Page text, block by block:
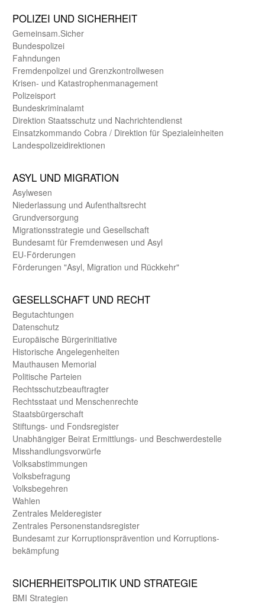
POLIZEI UND SICHER­HEIT
Gemein­sam.Sicher
Bundes­polizei
Fahndungen
Fremdenpolizei und Grenzkontrollwesen
Krisen- und Katastrophen­management
Polizeisport
Bundes­kriminal­amt
Direktion Staats­schutz und Nach­richten­dienst
Einsatz­kommando Cobra / Direktion für Spezialeinheiten
Landes­polizei­direk­tionen
ASYL UND MIGRA­TION
Asyl­wesen
Nieder­lassung und Aufent­halts­recht
Grund­versorgung
Migrations­strategie und Gesell­schaft
Bundes­amt für Fremden­wesen und Asyl
EU-Förde­rungen
Förderungen "Asyl, Migration und Rückkehr"
GE­SELL­SCHAFT UND RECHT
Begut­achtungen
Daten­schutz
Europäische Bürger­initiative
Historische Angelegen­heiten
Mauthausen Memorial
Politische Parteien
Rechts­schutz­beauftragter
Rechts­staat und Menschen­rechte
Staats­bürger­schaft
Stiftungs- und Fonds­register
Unab­hängiger Beirat Ermittlungs- und Beschwerde­stelle
Misshandlungs­vorwürfe
Volks­abstimmungen
Volks­befragung
Volks­begehren
Wahlen
Zentrales Melde­register
Zentrales Personen­stands­register
Bundes­amt zur Korrup­tions­prävention und Korrup­tions­
bekämpfung
SICHER­HEITS­POLITIK UND STRATEGIE
BMI Strategien